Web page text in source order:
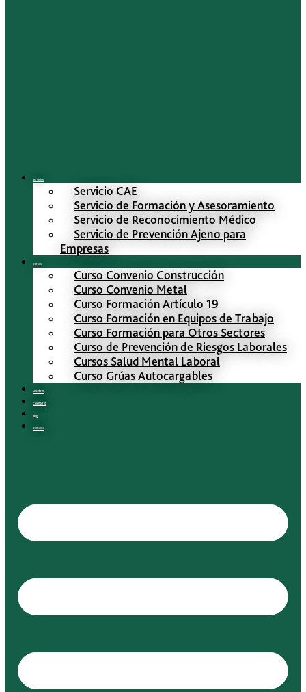
Servicios
Servicio CAE
Servicio de Formación y Asesoramiento
Servicio de Reconocimiento Médico
Servicio de Prevención Ajeno para
Empresas
Cursos
Curso Convenio Construcción
Curso Convenio Metal
Curso Formación Artículo 19
Curso Formación en Equipos de Trabajo
Curso Formación para Otros Sectores
Curso de Prevención de Riesgos Laborales
Cursos Salud Mental Laboral
Curso Grúas Autocargables
Nosotros
Calendario
Blog
Contacto